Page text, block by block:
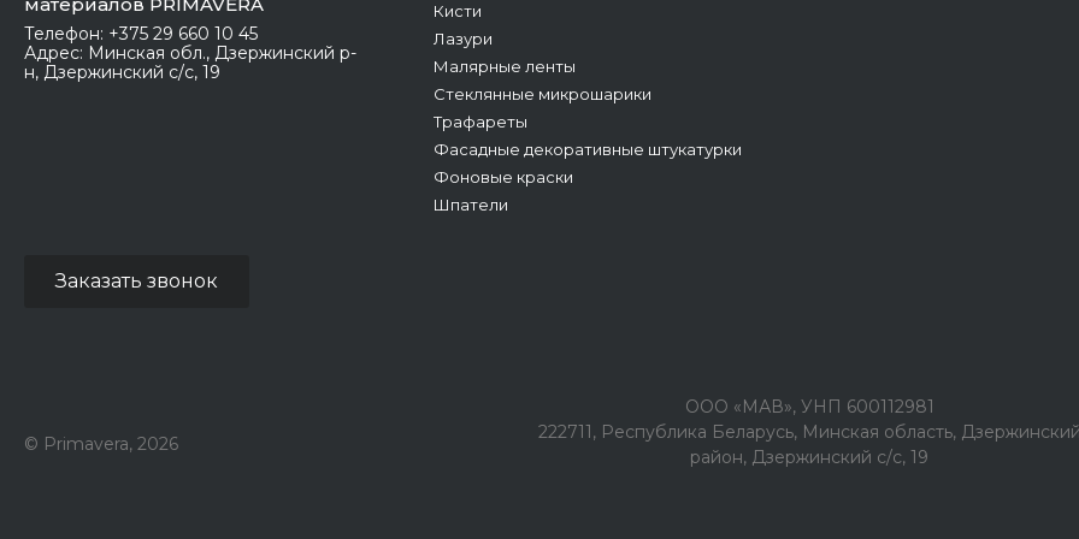
Телефон: +375 29 660 10 45
Адрес: Минская обл., Дзержинский р-
н, Дзержинский с/с, 19
Кисти
Лазури
Малярные ленты
Стеклянные микрошарики
Трафареты
Фасадные декоративные штукатурки
Фоновые краски
Шпатели
Заказать звонок
© Primavera, 2026
ООО «МАВ», УНП 600112981
222711, Республика Беларусь, Минская область,
район, Дзержинский с/с, 19